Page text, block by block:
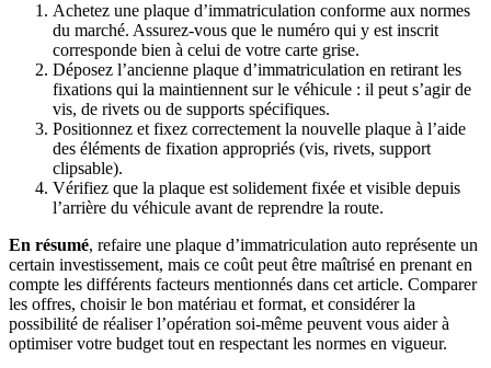
Achetez une plaque d’immatriculation conforme aux normes
du marché. Assurez-vous que le numéro qui y est inscrit
corresponde bien à celui de votre carte grise.
Déposez l’ancienne plaque d’immatriculation en retirant les
fixations qui la maintiennent sur le véhicule : il peut s’agir de
vis, de rivets ou de supports spécifiques.
Positionnez et fixez correctement la nouvelle plaque à l’aide
des éléments de fixation appropriés (vis, rivets, support
clipsable).
Vérifiez que la plaque est solidement fixée et visible depuis
l’arrière du véhicule avant de reprendre la route.
En résumé, refaire une plaque d’immatriculation auto représente un
certain investissement, mais ce coût peut être maîtrisé en prenant en
compte les différents facteurs mentionnés dans cet article. Comparer
les offres, choisir le bon matériau et format, et considérer la
possibilité de réaliser l’opération soi-même peuvent vous aider à
optimiser votre budget tout en respectant les normes en vigueur.